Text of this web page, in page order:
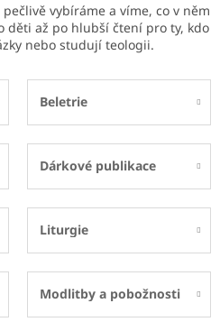
vybíráme a víme, co v něm
děti až po hlubší čtení pro ty, kdo
nebo studují teologii.
Beletrie
Dárkové publikace
Liturgie
Modlitby a pobožnosti